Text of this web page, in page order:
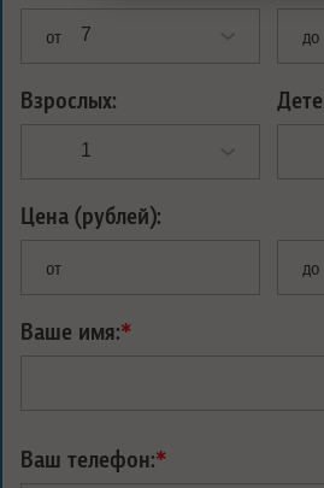
от до
Взрослых:
Цена (рублей):
от до
Ваше имя:*
Ваш телефон:*